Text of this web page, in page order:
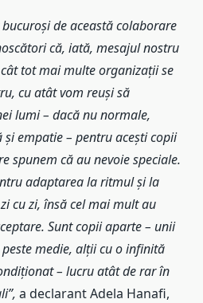
de această colaborare
că, iată, mesajul nostru
tot mai multe organizații se
cu atât vom reuși să
lumi – dacă nu normale,
empatie – pentru acești copii
spunem că au nevoie speciale.
adaptarea la ritmul și la
cu zi, însă cel mai mult au
Sunt copii aparte – unii
medie, alții cu o infinită
– lucru atât de rar în
a declarant Adela Hanafi,